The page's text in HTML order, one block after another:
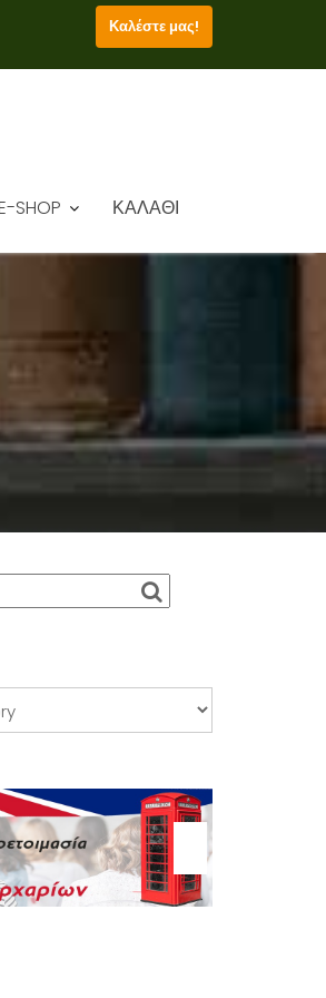
Καλέστε μας!
SHOP ΚΑΛΑΘΙ